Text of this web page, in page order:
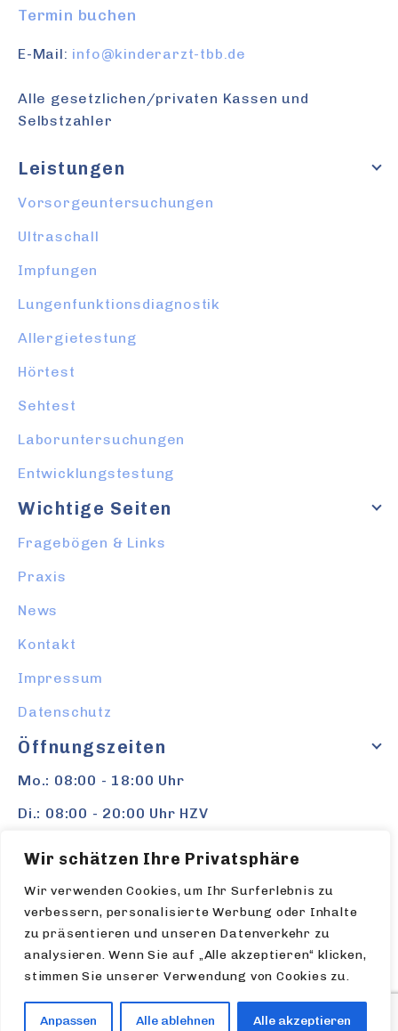
Wir schätzen Ihre Privatsphäre
Wir verwenden Cookies, um Ihr Surferlebnis zu
verbessern, personalisierte Werbung oder Inhalte
zu präsentieren und unseren Datenverkehr zu
analysieren. Wenn Sie auf „Alle akzeptieren“ klicken,
stimmen Sie unserer Verwendung von Cookies zu.
Anpassen Alle ablehnen Alle akzeptieren
Termin buchen
E-Mail: info@kinderarzt-tbb.de
Alle gesetzlichen/privaten Kassen und
Selbstzahler
Leistungen
Vorsorgeuntersuchungen
Ultraschall
Impfungen
Lungenfunktionsdiagnostik
Allergietestung
Hörtest
Sehtest
Laboruntersuchungen
Entwicklungstestung
Wichtige Seiten
Fragebögen & Links
Praxis
News
Kontakt
Impressum
Datenschutz
Öffnungszeiten
Mo.: 08:00 - 18:00 Uhr
Di.: 08:00 - 20:00 Uhr HZV
Privatsprechstunden
Do.: 08:00 - 18:00 Uhr
Fr.: 08:00 - 16:00 Uhr
© 2026 Kinderärzte Tauberbischofsheim Dr.